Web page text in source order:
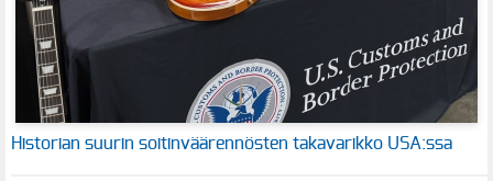
Historian suurin soitinväärennösten takavarikko USA:ssa